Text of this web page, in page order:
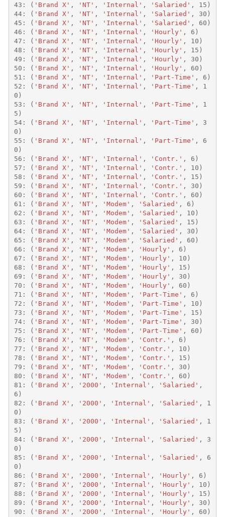
43 : ( 'Brand X' , 'NT' , 'Internal' , 'Salaried' , 15 )
44: ( 'Brand X' , 'NT' , 'Internal' , 'Salaried' , 30 )
45 : ( 'Brand X' , 'NT' , 'Internal' , 'Salaried' , 60 )
46 : ( 'Brand X' , 'NT' , 'Internal' , 'Hourly' , 6 )
47 : ( 'Brand X' , 'NT' , 'Internal' , 'Hourly' , 10 )
48 : ( 'Brand X' , 'NT' , 'Internal' , 'Hourly' , 15 )
49 : ( 'Brand X' , 'NT' , 'Internal' , 'Hourly' , 30 )
50 : ( 'Brand X' , 'NT' , 'Internal' , 'Hourly' , 60 )
51 : ( 'Brand X' , 'NT' , 'Internal' , 'Part-Time' , 6 )
52 : ( 'Brand X' , 'NT' , 'Internal' , 'Part-Time' ,
1
0 )
53 : ( 'Brand X' , 'NT' , 'Internal' , 'Part-Time' ,
1
5 )
54: ( 'Brand X' , 'NT' , 'Internal' , 'Part-Time' ,
3
0 )
55 : ( 'Brand X' , 'NT' , 'Internal' , 'Part-Time' ,
6
0 )
56 : ( 'Brand X' , 'NT' , 'Internal' , 'Contr.' , 6 )
57 : ( 'Brand X' , 'NT' , 'Internal' , 'Contr.' , 10 )
58 : ( 'Brand X' , 'NT' , 'Internal' , 'Contr.' , 15 )
59 : ( 'Brand X' , 'NT' , 'Internal' , 'Contr.' , 30 )
60 : ( 'Brand X' , 'NT' , 'Internal' , 'Contr.' , 60 )
61 : ( 'Brand X' , 'NT' , 'Modem' , 'Salaried' , 6 )
62 : ( 'Brand X' , 'NT' , 'Modem' , 'Salaried' , 10 )
63 : ( 'Brand X' , 'NT' , 'Modem' , 'Salaried' , 15 )
64: ( 'Brand X' , 'NT' , 'Modem' , 'Salaried' , 30 )
65 : ( 'Brand X' , 'NT' , 'Modem' , 'Salaried' , 60 )
66 : ( 'Brand X' , 'NT' , 'Modem' , 'Hourly' , 6 )
67 : ( 'Brand X' , 'NT' , 'Modem' , 'Hourly' , 10 )
68 : ( 'Brand X' , 'NT' , 'Modem' , 'Hourly' , 15 )
69 : ( 'Brand X' , 'NT' , 'Modem' , 'Hourly' , 30 )
70 : ( 'Brand X' , 'NT' , 'Modem' , 'Hourly' , 60 )
71 : ( 'Brand X' , 'NT' , 'Modem' , 'Part-Time' , 6 )
72 : ( 'Brand X' , 'NT' , 'Modem' , 'Part-Time' , 10 )
73 : ( 'Brand X' , 'NT' , 'Modem' , 'Part-Time' , 15 )
74: ( 'Brand X' , 'NT' , 'Modem' , 'Part-Time' , 30 )
75 : ( 'Brand X' , 'NT' , 'Modem' , 'Part-Time' , 60 )
76 : ( 'Brand X' , 'NT' , 'Modem' , 'Contr.' , 6 )
77 : ( 'Brand X' , 'NT' , 'Modem' , 'Contr.' , 10 )
78 : ( 'Brand X' , 'NT' , 'Modem' , 'Contr.' , 15 )
79 : ( 'Brand X' , 'NT' , 'Modem' , 'Contr.' , 30 )
80 : ( 'Brand X' , 'NT' , 'Modem' , 'Contr.' , 60 )
81 : ( 'Brand X' , '2000' , 'Internal' , 'Salaried' ,
6 )
82 : ( 'Brand X' , '2000' , 'Internal' , 'Salaried' ,
1
0 )
83 : ( 'Brand X' , '2000' , 'Internal' , 'Salaried' ,
1
5 )
84: ( 'Brand X' , '2000' , 'Internal' , 'Salaried' ,
3
0 )
85 : ( 'Brand X' , '2000' , 'Internal' , 'Salaried' ,
6
0 )
86 : ( 'Brand X' , '2000' , 'Internal' , 'Hourly' , 6 )
87 : ( 'Brand X' , '2000' , 'Internal' , 'Hourly' , 10 )
88 : ( 'Brand X' , '2000' , 'Internal' , 'Hourly' , 15 )
89 : ( 'Brand X' , '2000' , 'Internal' , 'Hourly' , 30 )
90 : ( 'Brand X' , '2000' , 'Internal' , 'Hourly' , 60 )